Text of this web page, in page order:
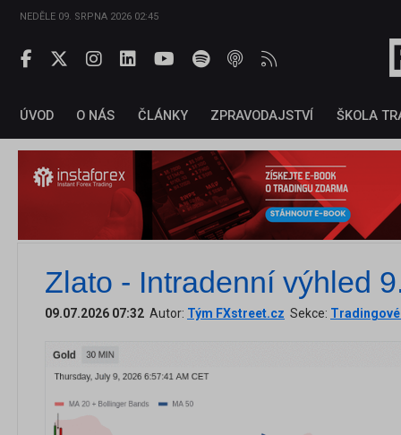
NEDĚLE 09. SRPNA 2026 02:45
ÚVOD O NÁS ČLÁNKY ZPRAVODAJSTVÍ ŠKOLA
Zlato - Intradenní výhled
09.07.2026 07:32 Autor: Tým FXstreet.cz Sekce: Tradingové